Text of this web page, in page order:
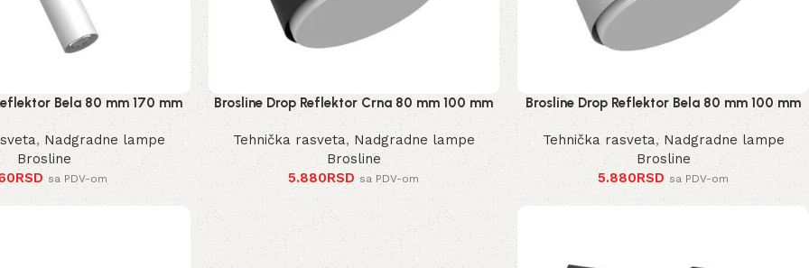
Bela 80 mm 170 mm
2283 mm
, Nadgradne lampe
Brosline
RSD sa PDV-om
Brosline Drop Reflektor Crna 80 mm 100 mm
Tehnička rasveta, Nadgradne lampe
Brosline
5.880RSD sa PDV-om
Brosline Drop Reflektor Bela 80 mm 100 mm
Tehnička rasveta, Nadgradne lampe
Brosline
5.880RSD sa PDV-om